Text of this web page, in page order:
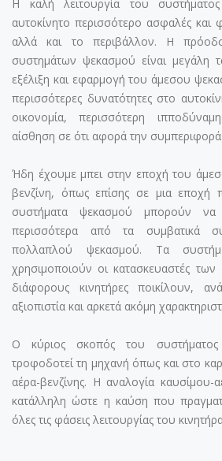
Η καλή λειτουργία του
αυτοκίνητο περισσότερο ασφαλές και
αλλά και το περιβάλλον. Η
συστημάτων ψεκασμού είναι μεγάλη
εξέλιξη και εφαρμογή του άμεσου
περισσότερες δυνατότητες στο
οικονομία, περισσότερη
αίσθηση σε ότι αφορά την
Ήδη έχουμε μπει στην εποχή του
βενζίνη, όπως επίσης σε μια εποχή
συστήματα ψεκασμού μπορούν
περισσότερα από τα συμβατικά
πολλαπλού ψεκασμού. Τα
χρησιμοποιούν οι κατασκευαστές των
διάφορους κινητήρες ποικίλουν,
αξιοπιστία και αρκετά ακόμη
Ο κύριος σκοπός του
τροφοδοτεί τη μηχανή όπως και στο
αέρα-βενζίνης. Η αναλογία καυσίμου-
κατάλληλη ώστε η καύση που
όλες τις φάσεις λειτουργίας του